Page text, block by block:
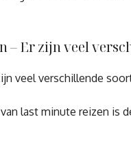
– Er zijn veel
veel verschillende
last minute reizen is